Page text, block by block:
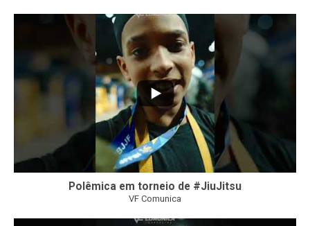
Polêmica em torneio de #JiuJitsu
VF Comunica